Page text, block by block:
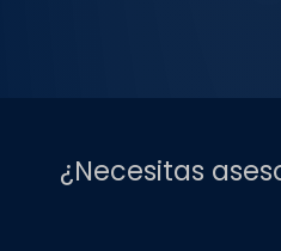
¿Necesitas